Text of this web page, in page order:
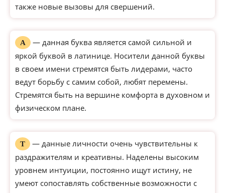
также новые вызовы для свершений.
А
— данная буква является самой сильной и
яркой буквой в латинице. Носители данной буквы
в своем имени стремятся быть лидерами, часто
ведут борьбу с самим собой, любят перемены.
Стремятся быть на вершине комфорта в духовном и
физическом плане.
Т
— данные личности очень чувствительны к
раздражителям и креативны. Наделены высоким
уровнем интуиции, постоянно ищут истину, не
умеют сопоставлять собственные возможности с